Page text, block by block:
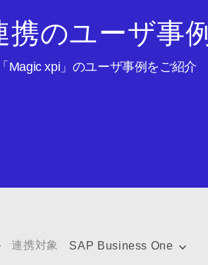
のユーザ事例
Magic xpi」のユーザ事例をご紹介
連携対象 SAP Business One